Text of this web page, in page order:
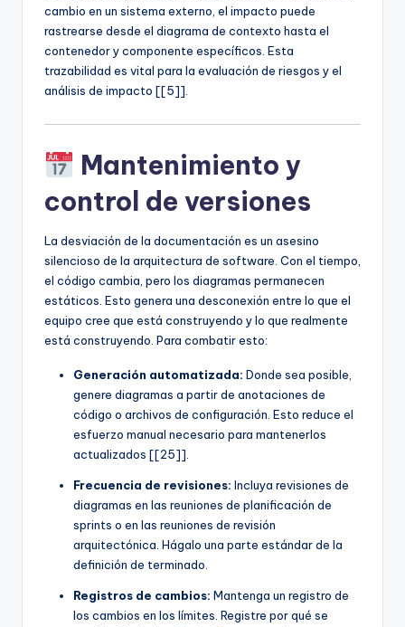
cambio en un sistema externo, el impacto puede
rastrearse desde el diagrama de contexto hasta el
contenedor y componente específicos. Esta
trazabilidad es vital para la evaluación de riesgos y el
análisis de impacto [[5]].
Mantenimiento y
control de versiones
La desviación de la documentación es un asesino
silencioso de la arquitectura de software. Con el tiempo,
el código cambia, pero los diagramas permanecen
estáticos. Esto genera una desconexión entre lo que el
equipo cree que está construyendo y lo que realmente
está construyendo. Para combatir esto:
Generación automatizada: Donde sea posible,
genere diagramas a partir de anotaciones de
código o archivos de configuración. Esto reduce el
esfuerzo manual necesario para mantenerlos
actualizados [[25]].
Frecuencia de revisiones: Incluya revisiones de
diagramas en las reuniones de planificación de
sprints o en las reuniones de revisión
arquitectónica. Hágalo una parte estándar de la
definición de terminado.
Registros de cambios: Mantenga un registro de
los cambios en los límites. Registre por qué se